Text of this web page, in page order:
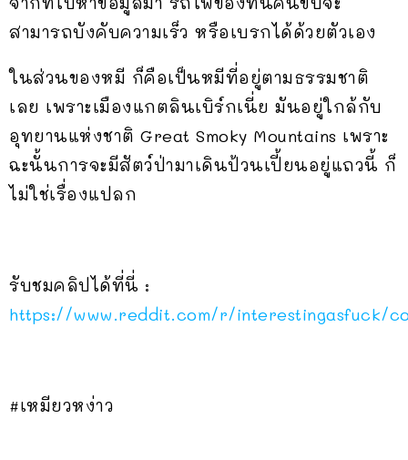
สามารถบังคับความเร็ว หรือเบรกได้ด้วยตัวเอง
ในส่วนของหมี ก็คือเป็นหมีที่อยู่ตามธรรมชาติ
เลย เพราะเมืองแกตลินเบิร์กเนี่ย มันอยู่ใกล้กับ
อุทยานแห่งชาติ Great Smoky Mountains เพราะ
ฉะนั้นการจะมีสัตว์ป่ามาเดินป้วนเปี้ยนอยู่แถวนี้ ก็
ไม่ใช่เรื่องแปลก
รับชมคลิปได้ที่นี่ :
https://www.reddit.com/r/interestingasfuck/
#เหมียวหง่าว